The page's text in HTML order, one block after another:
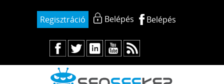
Regisztráció Belépés Belépés